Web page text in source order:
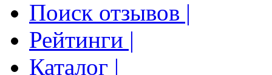
Поиск отзывов |
Рейтинги |
Каталог |